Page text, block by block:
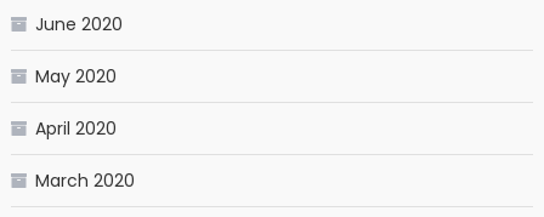
June 2020
May 2020
April 2020
March 2020